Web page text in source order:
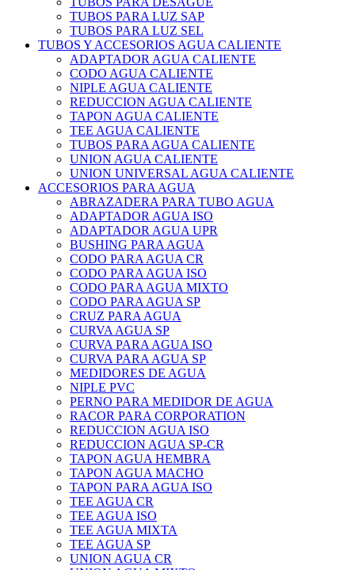
TUBOS PARA LUZ SAP
TUBOS PARA LUZ SEL
TUBOS Y ACCESORIOS AGUA CALIENTE
ADAPTADOR AGUA CALIENTE
CODO AGUA CALIENTE
NIPLE AGUA CALIENTE
REDUCCION AGUA CALIENTE
TAPON AGUA CALIENTE
TEE AGUA CALIENTE
TUBOS PARA AGUA CALIENTE
UNION AGUA CALIENTE
UNION UNIVERSAL AGUA CALIENTE
ACCESORIOS PARA AGUA
ABRAZADERA PARA TUBO AGUA
ADAPTADOR AGUA ISO
ADAPTADOR AGUA UPR
BUSHING PARA AGUA
CODO PARA AGUA CR
CODO PARA AGUA ISO
CODO PARA AGUA MIXTO
CODO PARA AGUA SP
CRUZ PARA AGUA
CURVA AGUA SP
CURVA PARA AGUA ISO
CURVA PARA AGUA SP
MEDIDORES DE AGUA
NIPLE PVC
PERNO PARA MEDIDOR DE AGUA
RACOR PARA CORPORATION
REDUCCION AGUA ISO
REDUCCION AGUA SP-CR
TAPON AGUA HEMBRA
TAPON AGUA MACHO
TAPON PARA AGUA ISO
TEE AGUA CR
TEE AGUA ISO
TEE AGUA MIXTA
TEE AGUA SP
UNION AGUA CR